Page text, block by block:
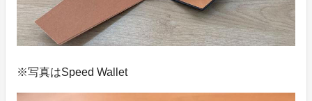
※写真はSpeed Wallet